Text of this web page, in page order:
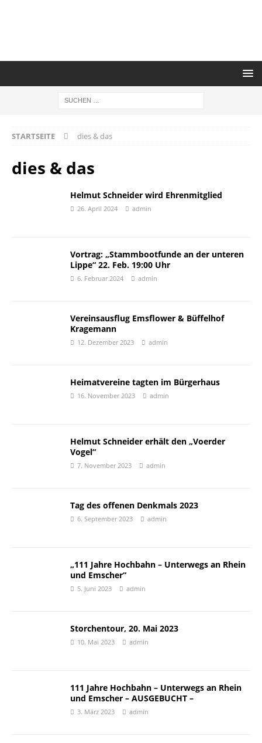
STARTSEITE dies & das
dies & das
Helmut Schneider wird Ehrenmitglied
26. April 2024 admin
Vortrag: „Stammbootfunde an der unteren
Lippe“ 22. Feb. 19:00 Uhr
6. Februar 2024 admin
Vereinsausflug Emsflower & Büffelhof
Kragemann
12. Dezember 2023 admin
Heimatvereine tagten im Bürgerhaus
16. November 2023 admin
Helmut Schneider erhält den „Voerder
Vogel“
7. November 2023 admin
Tag des offenen Denkmals 2023
6. September 2023 admin
„111 Jahre Hochbahn – Unterwegs an Rhein
und Emscher“
5. Juni 2023 admin
Storchentour, 20. Mai 2023
10. Mai 2023 admin
111 Jahre Hochbahn – Unterwegs an Rhein
und Emscher – AUSGEBUCHT –
3. März 2023 admin